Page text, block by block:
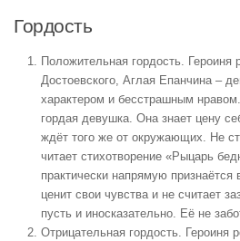
Гордость
Положительная гордость. Героиня
Достоевского, Аглая Епанчина –
характером и бесстрашным
гордая девушка. Она знает цену
ждёт того же от окружающих. Не
читает стихотворение «Рыцарь
практически напрямую
ценит свои чувства и не считает
пусть и иносказательно. Её не
Отрицательная гордость. Героиня